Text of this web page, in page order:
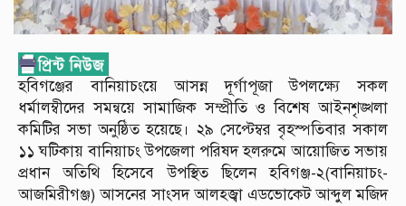
হবিগঞ্জের বানিয়াচংয়ে আসন্ন দূর্গাপূজা উপলক্ষ্যে সকল
ধর্মালম্বীদের সমন্বয়ে সামাজিক সম্প্রীতি ও বিশেষ আইনশৃঙ্খলা
কমিটির সভা অনুষ্ঠিত হয়েছে। ২৯ সেপ্টেম্বর বৃহস্পতিবার সকাল
১১ ঘটিকায় বানিয়াচং উপজেলা পরিষদ হলরুমে আয়োজিত সভায়
প্রধান অতিথি হিসেবে উপস্থিত ছিলেন হবিগঞ্জ-২(বানিয়াচং-
আজমিরীগঞ্জ) আসনের সাংসদ আলহ্জ্বা এডভোকেট আব্দুল মজিদ